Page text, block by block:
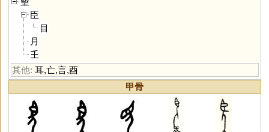
臣
目
月
𡈼
其他: 耳,亡,言,酉
甲骨